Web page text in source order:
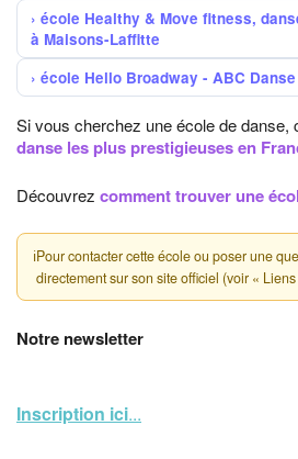
école Healthy & Move fitness,
à Maisons-Laffitte
école Hello Broadway - ABC
Si vous cherchez une école de danse,
danse les plus prestigieuses en
Découvrez comment trouver une
ℹPour contacter cette école ou poser une
directement sur son site officiel (voir «
Notre newsletter
Inscription ici...